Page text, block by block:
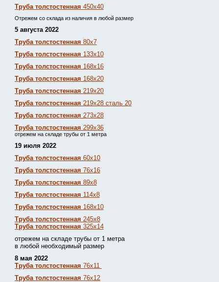
Труба толстостенная 450х40
Отрежем со склада из наличия в любой размер
5 августа 2022
Труба толстостенная 80х7
Труба толстостенная 133х10
Труба толстостенная 168х16
Труба толстостенная 168х20
Труба толстостенная 219х20
Труба толстостенная 219х28 сталь 20
Труба толстостенная 273х28
Труба толстостенная 299х36
отрежем на складе трубы от 1 метра
19 июля 2022
Труба толстостенная 60х10
Труба толстостенная 76х16
Труба толстостенная 89х8
Труба толстостенная 114х8
Труба толстостенная 168х10
Труба толстостенная 245х8
Труба толстостенная 325х14
отрежем на складе трубы от 1 метра
в любой необходимый размер
8 мая 2022
Труба толстостенная 76х11
Труба толстостенная 76х12